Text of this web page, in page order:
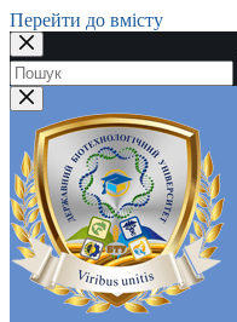
Перейти до вмісту
Немає
результатів